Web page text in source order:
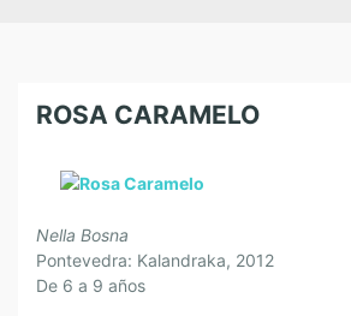
ROSA CARAMELO
Nella Bosna
Pontevedra: Kalandraka, 2012
De 6 a 9 años